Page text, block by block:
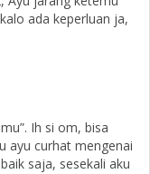
ada keperluan ja,
Ih si om, bisa
ayu curhat mengenai
saja, sesekali aku